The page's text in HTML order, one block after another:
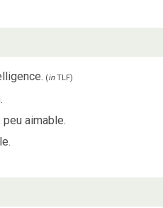
(inTLF)
aimable.